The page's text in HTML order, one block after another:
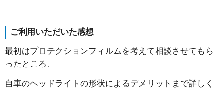
ご利用いただいた感想
最初はプロテクションフィルムを考えて相談させてもら
ったところ、
自車のヘッドライトの形状によるデメリットまで詳しく